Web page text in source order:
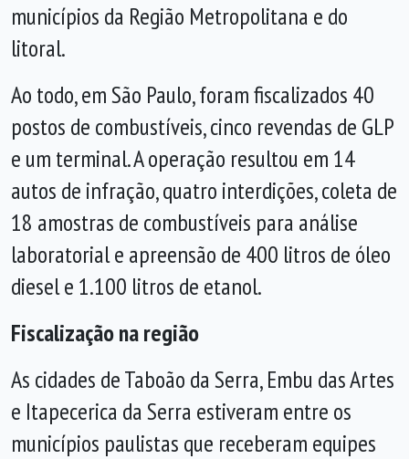
municípios da Região Metropolitana e do
litoral.
Ao todo, em São Paulo, foram fiscalizados 40
postos de combustíveis, cinco revendas de GLP
e um terminal. A operação resultou em 14
autos de infração, quatro interdições, coleta de
18 amostras de combustíveis para análise
laboratorial e apreensão de 400 litros de óleo
diesel e 1.100 litros de etanol.
Fiscalização na região
As cidades de Taboão da Serra, Embu das Artes
e Itapecerica da Serra estiveram entre os
municípios paulistas que receberam equipes